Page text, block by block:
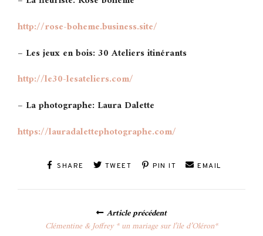
http://rose-boheme.business.site/
– Les jeux en bois: 30 Ateliers itinérants
http://le30-lesateliers.com/
– La photographe: Laura Dalette
https://lauradalettephotographe.com/
SHARE TWEET PIN IT EMAIL
navigation
Article précédent
Clémentine & Joffrey * un mariage sur l’île d’Oléron*